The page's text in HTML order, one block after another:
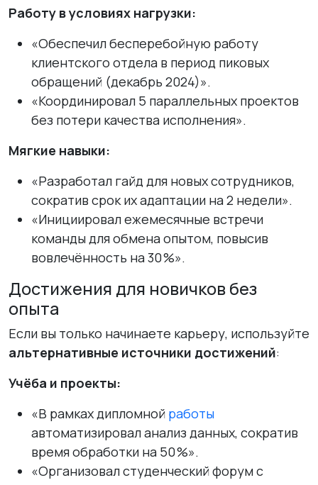
Работу в условиях нагрузки:
«Обеспечил бесперебойную работу
клиентского отдела в период пиковых
обращений (декабрь 2024)».
«Координировал 5 параллельных проектов
без потери качества исполнения».
Мягкие навыки:
«Разработал гайд для новых сотрудников,
сократив срок их адаптации на 2 недели».
«Инициировал ежемесячные встречи
команды для обмена опытом, повысив
вовлечённость на 30 %».
Достижения для новичков без
опыта
Если вы только начинаете карьеру, используйте
альтернативные источники достижений:
Учёба и проекты:
«В рамках дипломной работы
автоматизировал анализ данных, сократив
время обработки на 50 %».
«Организовал студенческий форум с